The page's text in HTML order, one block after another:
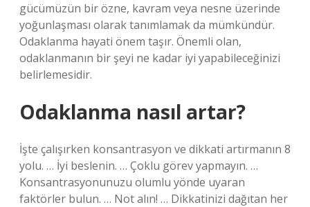
gücümüzün bir özne, kavram veya nesne üzerinde
yoğunlaşması olarak tanımlamak da mümkündür.
Odaklanma hayati önem taşır. Önemli olan,
odaklanmanın bir şeyi ne kadar iyi yapabileceğinizi
belirlemesidir.
Odaklanma nasıl artar?
İşte çalışırken konsantrasyon ve dikkati artırmanın 8
yolu. … İyi beslenin. … Çoklu görev yapmayın. …
Konsantrasyonunuzu olumlu yönde uyaran
faktörler bulun. … Not alın! … Dikkatinizi dağıtan her